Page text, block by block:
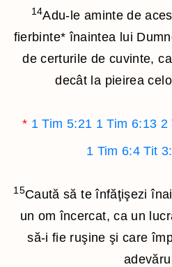
14Adu-le aminte de
fierbinte* înaintea lui
de certurile de cuvinte,
decât la pieirea
* 1 Tim 5:21 1 Tim 6:13 2
1 Tim 6:4 Tit
15Caută să te înfăţişezi
un om încercat, ca un
să-i fie ruşine şi care